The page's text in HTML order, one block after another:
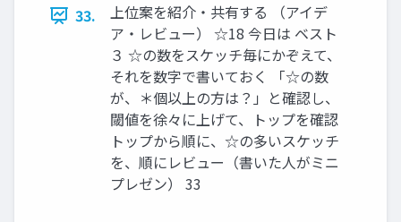
33.
上位案を紹介・共有する （アイデ
ア・レビュー） ☆18 今日は ベスト
３ ☆の数をスケッチ毎にかぞえて、
それを数字で書いておく 「☆の数
が、＊個以上の方は？」と確認し、
閾値を徐々に上げて、トップを確認
トップから順に、☆の多いスケッチ
を、順にレビュー（書いた人がミニ
プレゼン） 33